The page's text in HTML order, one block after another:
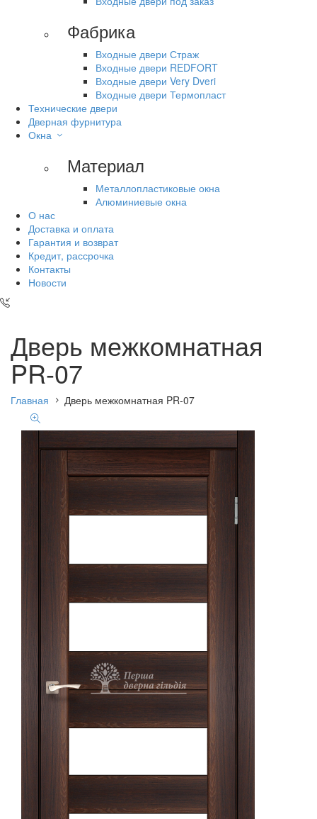
Фабрика
Входные двери Страж
Входные двери REDFORT
Входные двери Very Dveri
Входные двери Термопласт
Технические двери
Дверная фурнитура
Окна
Материал
Металлопластиковые окна
Алюминиевые окна
О нас
Доставка и оплата
Гарантия и возврат
Кредит, рассрочка
Контакты
Новости
Дверь межкомнатная
PR-07
Главная Дверь межкомнатная PR-07